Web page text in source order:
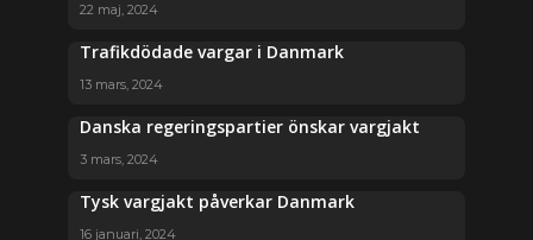
22 maj, 2024
Trafikdödade vargar i Danmark
13 mars, 2024
Danska regeringspartier önskar vargjakt
3 mars, 2024
Tysk vargjakt påverkar Danmark
16 januari, 2024